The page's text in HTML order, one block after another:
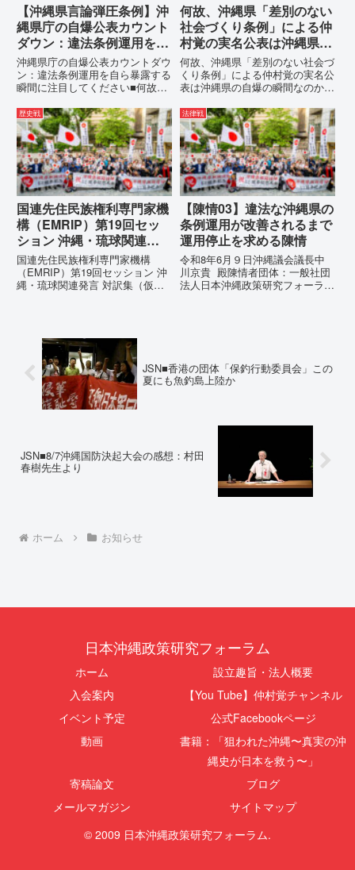
【沖縄県言論弾圧条例】沖
縄県庁の自爆公表カウント
ダウン：違法条例運用を自
ら暴露する瞬間に注目して
ください
沖縄県庁の自爆公表カウントダウ
ン：違法条例運用を自ら暴露する
瞬間に注目してください■何故、
テルを貼りたい本当の理由「なぜ
沖縄県庁は、法を無視してまで私
を封じ込めようとするのか。」そ
の理由は明確です。県政が統治
の...
何故、沖縄県「差別のない
社会づくり条例」による仲
村覚の実名公表は沖縄県の
自爆の瞬間なのか？その3
つの理由。
何故、沖縄県「差別のない社会づ
くり条例」による仲村覚の実名公
表は沖縄県の自爆の瞬間なのか？
強行しようとしている「仲村覚の
実名公表」。行政側はこの行為
を、特定の個人を社会的制裁に追
い込むための「仕上げ」だと考え
て...
歴史戦
国連先住民族権利専門家機
構（EMRIP）第19回セッ
ション 沖縄・琉球関連発
言 対訳集（仮訳）
国連先住民族権利専門家機構
（EMRIP）第19回セッション 沖
縄・琉球関連発言 対訳集（仮
定、PFAS（有機フッ素化合物）
問題、米軍基地、伝統文化（...
法律戦
【陳情03】違法な沖縄県の
条例運用が改善されるまで
運用停止を求める陳情
令和8年6月９日沖縄議会議長中
川京貴 殿陳情者団体：一般社団
法人日本沖縄政策研究フォーラム
JSN■香港の団体「保釣行動委員会」この
夏にも魚釣島上陸か
JSN■8/7沖縄国防決起大会の感想：村田
春樹先生より
ホーム お知らせ
日本沖縄政策研究フォーラム
ホーム
設立趣旨・法人概要
入会案内
【You Tube】仲村覚チャンネル
イベント予定
公式Facebookページ
動画
書籍：「狙われた沖縄〜真実の沖
縄史が日本を救う〜」
寄稿論文
ブログ
メールマガジン
サイトマップ
© 2009 日本沖縄政策研究フォーラム.